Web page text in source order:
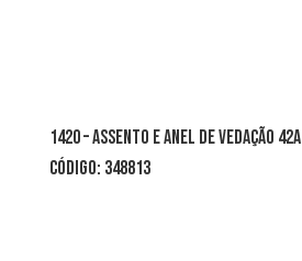
1420 – assento e anel de vedação 42A
CÓDIGO: 348813